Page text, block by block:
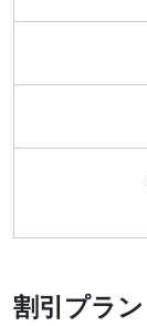
割引プラン